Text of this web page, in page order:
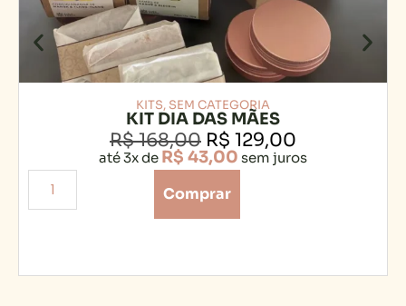
KITS, SEM CATEGORIA
KIT DIA DAS MÃES
R$168,00 R$ 129,00
até 3x de R$ 43,00 sem juros
Comprar